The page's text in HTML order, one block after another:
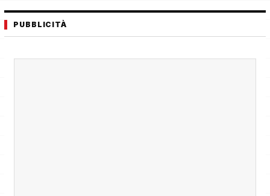
PUBBLICITÀ